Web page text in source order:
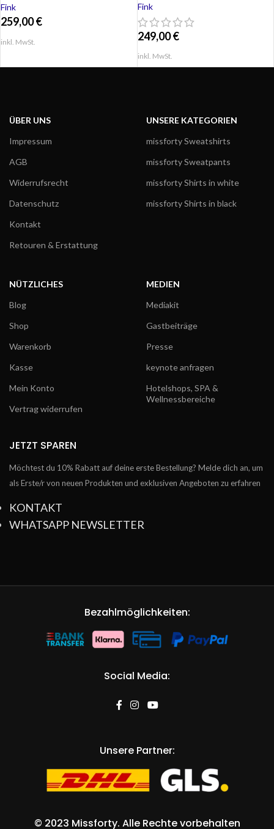
Fink
259,00€
inkl. MwSt.
Fink
249,00€
inkl. MwSt.
ÜBER UNS
Impressum
AGB
Widerrufsrecht
Datenschutz
Kontakt
Retouren & Erstattung
UNSERE KATEGORIEN
missforty Sweatshirts
missforty Sweatpants
missforty Shirts in white
missforty Shirts in black
NÜTZLICHES
Blog
Shop
Warenkorb
Kasse
Mein Konto
Vertrag widerrufen
MEDIEN
Mediakit
Gastbeiträge
Presse
keynote anfragen
Hotelshops, SPA &
Wellnessbereiche
JETZT SPAREN
Möchtest du 10% Rabatt auf deine erste Bestellung? Melde dich an, um
als Erste/r von neuen Produkten und exklusiven Angeboten zu erfahren
KONTAKT
WHATSAPP NEWSLETTER
Bezahlmöglichkeiten:
Social Media:
Unsere Partner:
© 2023 Missforty. Alle Rechte vorbehalten